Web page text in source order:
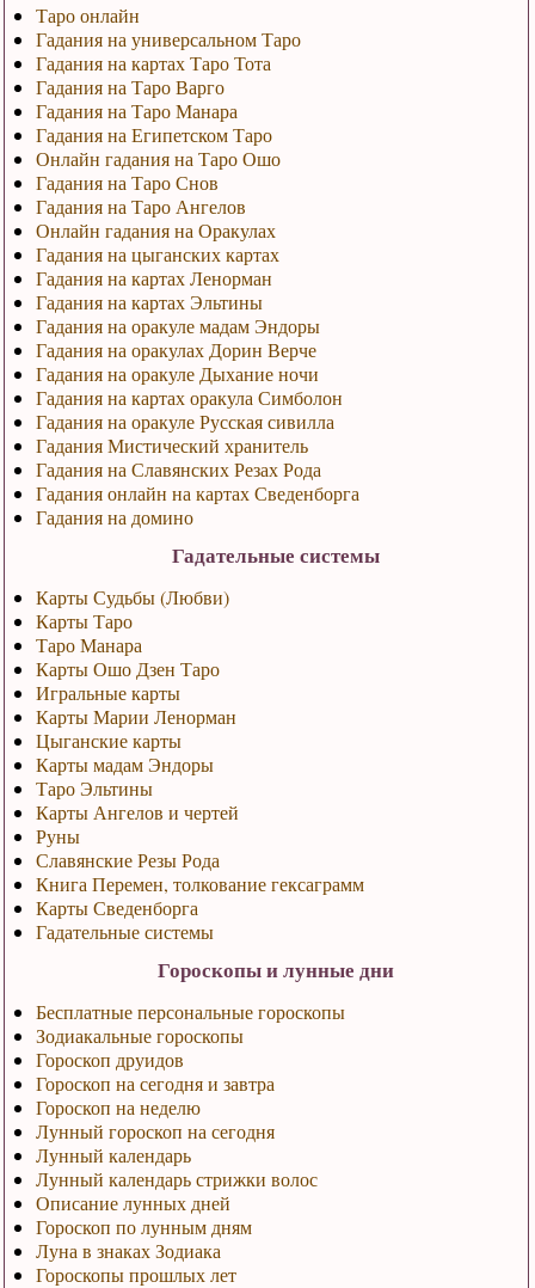
Таро онлайн
Гадания на универсальном Таро
Гадания на картах Таро Тота
Гадания на Таро Варго
Гадания на Таро Манара
Гадания на Египетском Таро
Онлайн гадания на Таро Ошо
Гадания на Таро Снов
Гадания на Таро Ангелов
Онлайн гадания на Оракулах
Гадания на цыганских картах
Гадания на картах Ленорман
Гадания на картах Эльтины
Гадания на оракуле мадам Эндоры
Гадания на оракулах Дорин Верче
Гадания на оракуле Дыхание ночи
Гадания на картах оракула Симболон
Гадания на оракуле Русская сивилла
Гадания Мистический хранитель
Гадания на Славянских Резах Рода
Гадания онлайн на картах Сведенборга
Гадания на домино
Гадательные системы
Карты Судьбы (Любви)
Карты Таро
Таро Манара
Карты Ошо Дзен Таро
Игральные карты
Карты Марии Ленорман
Цыганские карты
Карты мадам Эндоры
Таро Эльтины
Карты Ангелов и чертей
Руны
Славянские Резы Рода
Книга Перемен, толкование гексаграмм
Карты Сведенборга
Гадательные системы
Гороскопы и лунные дни
Бесплатные персональные гороскопы
Зодиакальные гороскопы
Гороскоп друидов
Гороскоп на сегодня и завтра
Гороскоп на неделю
Лунный гороскоп на сегодня
Лунный календарь
Лунный календарь стрижки волос
Описание лунных дней
Гороскоп по лунным дням
Луна в знаках Зодиака
Гороскопы прошлых лет